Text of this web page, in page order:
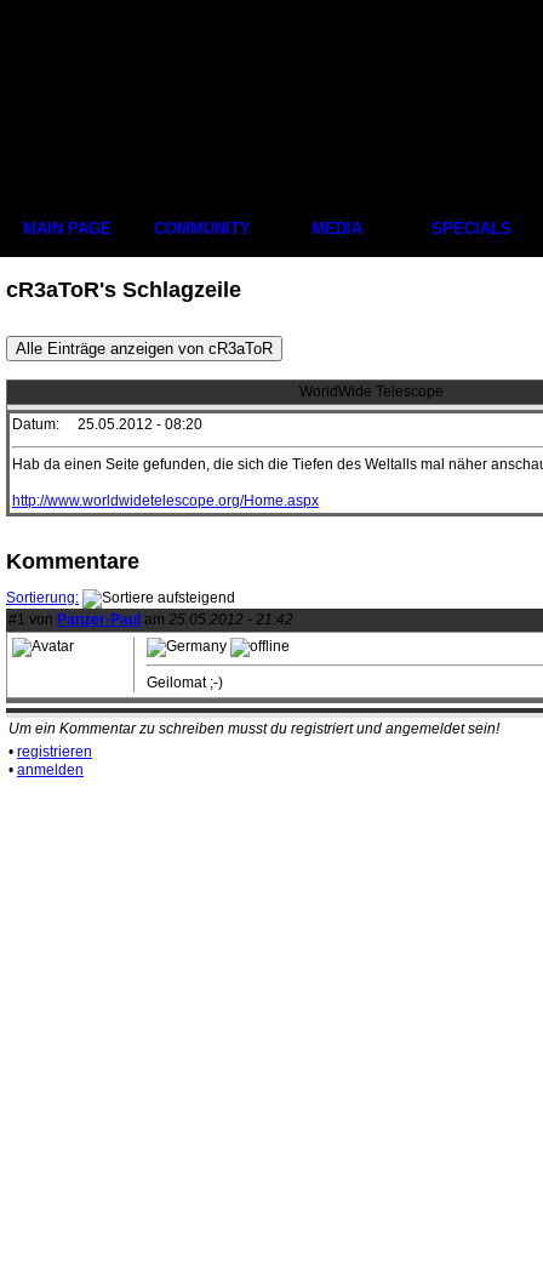
MAIN PAGE COMMUNITY MEDIA SPECIALS
cR3aToR's Schlagzeile
WorldWide Telescope
Datum:
25.05.2012 - 08:20
Hab da einen Seite gefunden, die sich die Tiefen des Weltalls mal näher
http://www.worldwidetelescope.org/Home.aspx
Kommentare
Sortierung:
#1 von Panzer-Paul am 25.05.2012 - 21:42
Geilomat ;-)
Um ein Kommentar zu schreiben musst du registriert und angemeldet sein!
• registrieren
• anmelden